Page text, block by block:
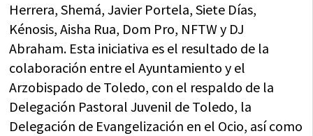
Herrera, Shemá, Javier Portela, Siete Días,
Kénosis, Aisha Rua, Dom Pro, NFTW y DJ
Abraham. Esta iniciativa es el resultado de la
colaboración entre el Ayuntamiento y el
Arzobispado de Toledo, con el respaldo de la
Delegación Pastoral Juvenil de Toledo, la
Delegación de Evangelización en el Ocio, así como